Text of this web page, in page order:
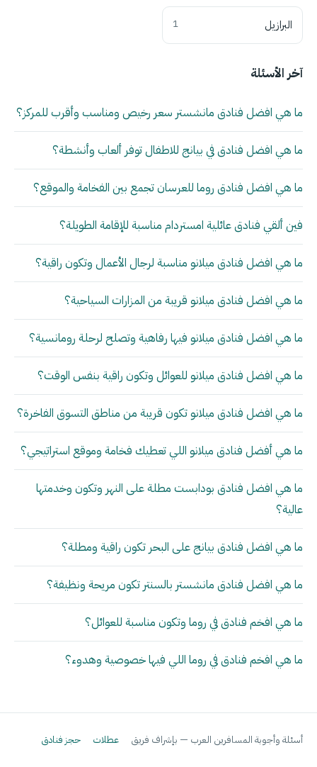
البرازيل 1
آخر الأسئلة
ما هي افضل فنادق مانشستر سعر رخيص ومناسب وأقرب للمركز؟
ما هي افضل فنادق في بيانج للاطفال توفر ألعاب وأنشطة؟
ما هي افضل فنادق روما للعرسان تجمع بين الفخامة والموقع؟
فين ألقي فنادق عائلية امستردام مناسبة للإقامة الطويلة؟
ما هي افضل فنادق ميلانو مناسبة لرجال الأعمال وتكون راقية؟
ما هي افضل فنادق ميلانو قريبة من المزارات السياحية؟
ما هي افضل فنادق ميلانو فيها رفاهية وتصلح لرحلة رومانسية؟
ما هي افضل فنادق ميلانو للعوائل وتكون راقية بنفس الوقت؟
ما هي افضل فنادق ميلانو تكون قريبة من مناطق التسوق الفاخرة؟
ما هي أفضل فنادق ميلانو اللي تعطيك فخامة وموقع استراتيجي؟
ما هي افضل فنادق بودابست مطلة على النهر وتكون وخدمتها
عالية؟
ما هي افضل فنادق بيانج على البحر تكون راقية ومطلة؟
ما هي افضل فنادق مانشستر بالسنتر تكون مريحة ونظيفة؟
ما هي افخم فنادق في روما وتكون مناسبة للعوائل؟
ما هي افخم فنادق في روما اللي فيها خصوصية وهدوء؟
أسئلة وأجوبة المسافرين العرب — بإشراف فريق عطلات حجز فنادق